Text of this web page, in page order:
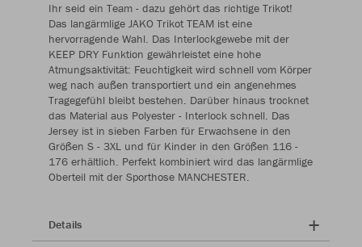
Ihr seid ein Team - dazu gehört das richtige Trikot!
Das langärmlige JAKO Trikot TEAM ist eine
hervorragende Wahl. Das Interlockgewebe mit der
KEEP DRY Funktion gewährleistet eine hohe
Atmungsaktivität: Feuchtigkeit wird schnell vom Körper
weg nach außen transportiert und ein angenehmes
Tragegefühl bleibt bestehen. Darüber hinaus trocknet
das Material aus Polyester - Interlock schnell. Das
Jersey ist in sieben Farben für Erwachsene in den
Größen S - 3XL und für Kinder in den Größen 116 -
176 erhältlich. Perfekt kombiniert wird das langärmlige
Oberteil mit der Sporthose MANCHESTER.
Details